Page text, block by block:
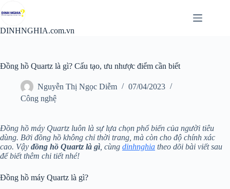
đến
nội
DINHNGHIA.com.vn
Đồng hồ Quartz là gì? Cấu tạo, ưu nhược điểm cần biết
Nguyễn Thị Ngọc Diễm
07/04/2023
Công nghệ
Đồng hồ máy Quartz luôn là sự lựa chọn phổ biến của người tiêu
dùng. Bởi đồng hồ không chỉ thời trang, mà còn cho độ chính xác
cao. Vậy đồng hồ Quartz là gì , cùng dinhnghia theo dõi bài viết sau
để biết thêm chi tiết nhé!
Đồng hồ máy Quartz là gì?